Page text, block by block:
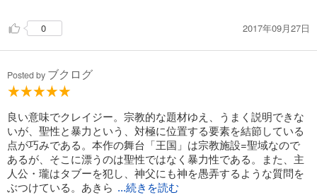
0 2017年09月27日
Posted by ブクログ
良い意味でクレイジー。宗教的な題材ゆえ、うまく説明できな
いが、聖性と暴力という、対極に位置する要素を結節している
点が巧みである。本作の舞台「王国」は宗教施設=聖域なので
あるが、そこに漂うのは聖性ではなく暴力性である。また、主
人公・瓏はタブーを犯し、神父にも神を愚弄するような質問を
ぶつけている。あきら ...続きを読む